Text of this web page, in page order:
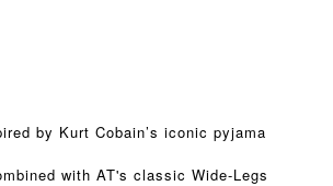
by Kurt Cobain’s iconic pyjama
with AT's classic Wide-Legs